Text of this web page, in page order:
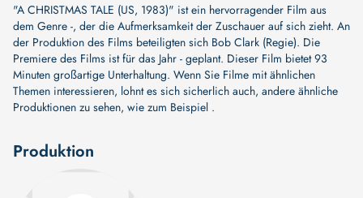
"A CHRISTMAS TALE (US, 1983)" ist ein hervorragender Film aus
dem Genre -, der die Aufmerksamkeit der Zuschauer auf sich zieht. An
der Produktion des Films beteiligten sich Bob Clark (Regie). Die
Premiere des Films ist für das Jahr - geplant. Dieser Film bietet 93
Minuten großartige Unterhaltung. Wenn Sie Filme mit ähnlichen
Themen interessieren, lohnt es sich sicherlich auch, andere ähnliche
Produktionen zu sehen, wie zum Beispiel .
Produktion